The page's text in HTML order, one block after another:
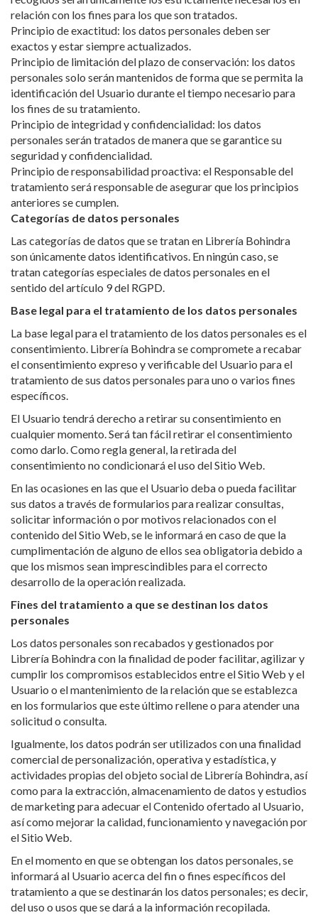
relación con los fines para los que son tratados.
Principio de exactitud: los datos personales deben ser
exactos y estar siempre actualizados.
Principio de limitación del plazo de conservación: los datos
personales solo serán mantenidos de forma que se permita la
identificación del Usuario durante el tiempo necesario para
los fines de su tratamiento.
Principio de integridad y confidencialidad: los datos
personales serán tratados de manera que se garantice su
seguridad y confidencialidad.
Principio de responsabilidad proactiva: el Responsable del
tratamiento será responsable de asegurar que los principios
anteriores se cumplen.
Categorías de datos personales
Las categorías de datos que se tratan en Librería Bohindra
son únicamente datos identificativos. En ningún caso, se
tratan categorías especiales de datos personales en el
sentido del artículo 9 del RGPD.
Base legal para el tratamiento de los datos personales
La base legal para el tratamiento de los datos personales es el
consentimiento. Librería Bohindra se compromete a recabar
el consentimiento expreso y verificable del Usuario para el
tratamiento de sus datos personales para uno o varios fines
específicos.
El Usuario tendrá derecho a retirar su consentimiento en
cualquier momento. Será tan fácil retirar el consentimiento
como darlo. Como regla general, la retirada del
consentimiento no condicionará el uso del Sitio Web.
En las ocasiones en las que el Usuario deba o pueda facilitar
sus datos a través de formularios para realizar consultas,
solicitar información o por motivos relacionados con el
contenido del Sitio Web, se le informará en caso de que la
cumplimentación de alguno de ellos sea obligatoria debido a
que los mismos sean imprescindibles para el correcto
desarrollo de la operación realizada.
Fines del tratamiento a que se destinan los datos
personales
Los datos personales son recabados y gestionados por
Librería Bohindra con la finalidad de poder facilitar, agilizar y
cumplir los compromisos establecidos entre el Sitio Web y el
Usuario o el mantenimiento de la relación que se establezca
en los formularios que este último rellene o para atender una
solicitud o consulta.
Igualmente, los datos podrán ser utilizados con una finalidad
comercial de personalización, operativa y estadística, y
actividades propias del objeto social de Librería Bohindra, así
como para la extracción, almacenamiento de datos y estudios
de marketing para adecuar el Contenido ofertado al Usuario,
así como mejorar la calidad, funcionamiento y navegación por
el Sitio Web.
En el momento en que se obtengan los datos personales, se
informará al Usuario acerca del fin o fines específicos del
tratamiento a que se destinarán los datos personales; es decir,
del uso o usos que se dará a la información recopilada.